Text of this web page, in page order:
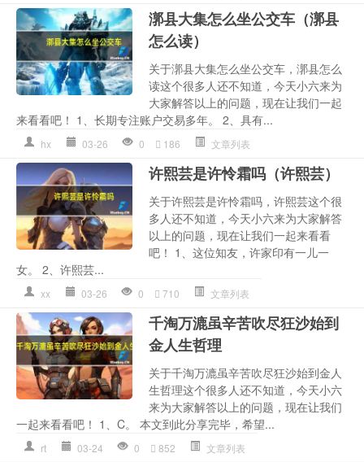
漷县大集怎么坐公交车（漷县
怎么读）
关于漷县大集怎么坐公交车，漷县怎么
读这个很多人还不知道，今天小六来为
大家解答以上的问题，现在让我们一起
来看看吧！ 1、长期专注账户交易多年。 2、具有...
hx 03-26 0 186 文章列表
许熙芸是许怜霜吗（许熙芸）
关于许熙芸是许怜霜吗，许熙芸这个很
多人还不知道，今天小六来为大家解答
以上的问题，现在让我们一起来看看
吧！ 1、这位知友，许家印有一儿一
女。 2、许熙芸...
xx 03-26 0 710 文章列表
千淘万漉虽辛苦吹尽狂沙始到
金人生哲理
关于千淘万漉虽辛苦吹尽狂沙始到金人
生哲理这个很多人还不知道，今天小六
来为大家解答以上的问题，现在让我们
一起来看看吧！ 1、C。 本文到此分享完毕，希望...
rt 03-24 0 852 文章列表